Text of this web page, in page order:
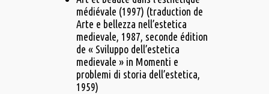
médiévale (1997) (traduction de
Arte e bellezza nell’estetica
medievale, 1987, seconde édition
de « Sviluppo dell’estetica
medievale » in Momenti e
problemi di storia dell’estetica,
1959)